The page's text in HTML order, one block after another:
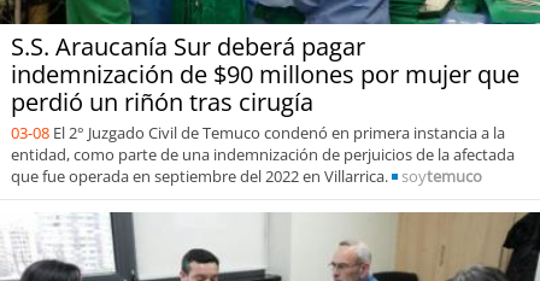
S.S. Araucanía Sur deberá pagar
indemnización de $90 millones por mujer que
perdió un riñón tras cirugía
03-08 El 2° Juzgado Civil de Temuco condenó en primera instancia a la
entidad, como parte de una indemnización de perjuicios de la afectada
que fue operada en septiembre del 2022 en Villarrica.
soytemuco